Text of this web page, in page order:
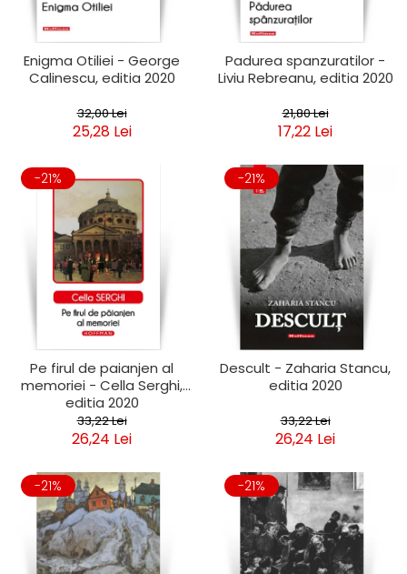
Enigma Otiliei - George
Calinescu, editia 2020
32,00 Lei
25,28 Lei
Padurea spanzuratilor -
Liviu Rebreanu, editia 2020
21,80 Lei
17,22 Lei
-21%
Pe firul de paianjen al
memoriei - Cella Serghi,
editia 2020
33,22 Lei
26,24 Lei
-21%
Descult - Zaharia Stancu,
editia 2020
33,22 Lei
26,24 Lei
-21% -21%